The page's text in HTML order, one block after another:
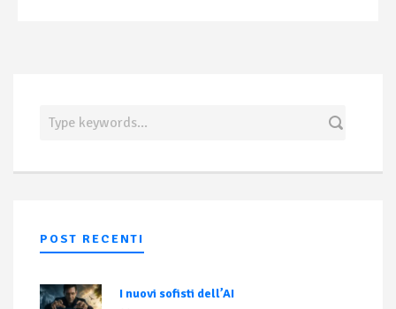
POST RECENTI
I nuovi sofisti dell’AI